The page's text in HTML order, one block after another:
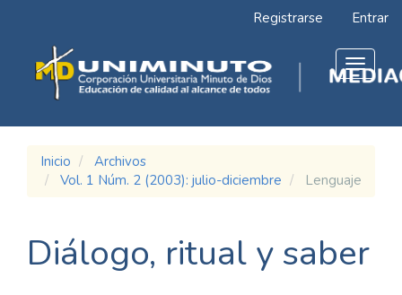
Contenido
principal
Barra
lateral
Registrarse Entrar
Toggle
Inicio
Archivos
Vol. 1 Núm. 2 (2003): julio-diciembre
Lenguaje
Diálogo, ritual y saber